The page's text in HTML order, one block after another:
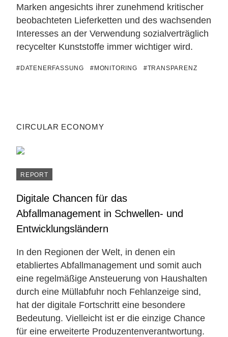
Marken angesichts ihrer zunehmend kritischer
beobachteten Lieferketten und des wachsenden
Interesses an der Verwendung sozialverträglich
recycelter Kunststoffe immer wichtiger wird.
#DATENERFASSUNG #MONITORING #TRANSPARENZ
CIRCULAR ECONOMY
REPORT
Digitale Chancen für das
Abfallmanagement in Schwellen- und
Entwicklungsländern
In den Regionen der Welt, in denen ein
etabliertes Abfallmanagement und somit auch
eine regelmäßige Ansteuerung von Haushalten
durch eine Müllabfuhr noch Fehlanzeige sind,
hat der digitale Fortschritt eine besondere
Bedeutung. Vielleicht ist er die einzige Chance
für eine erweiterte Produzentenverantwortung.